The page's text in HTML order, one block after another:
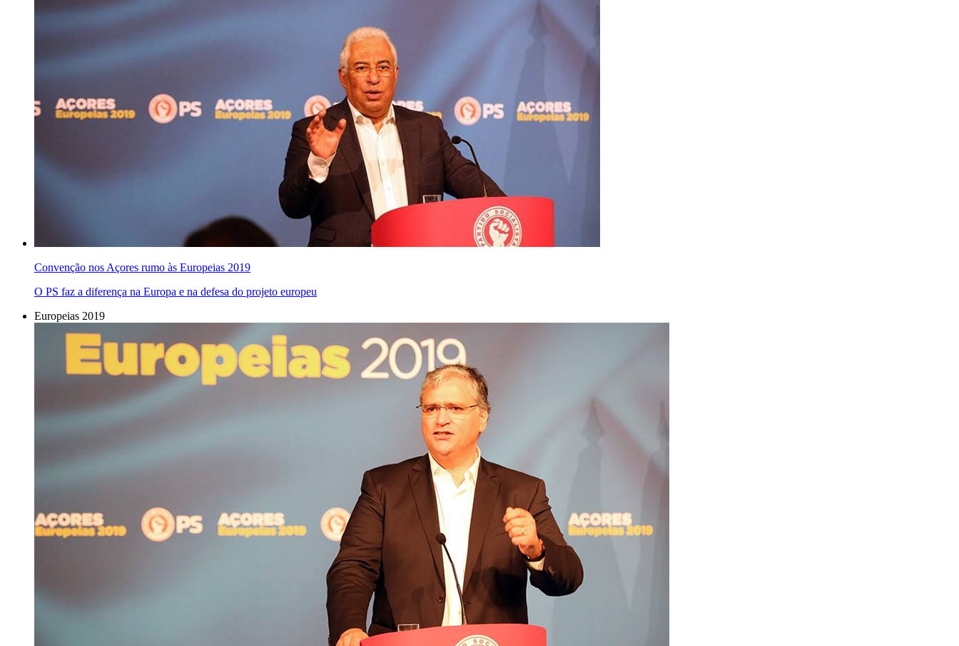
Convenção nos Açores rumo às Europeias 2019
O PS faz a diferença na Europa e na defesa do projeto europeu
Europeias 2019